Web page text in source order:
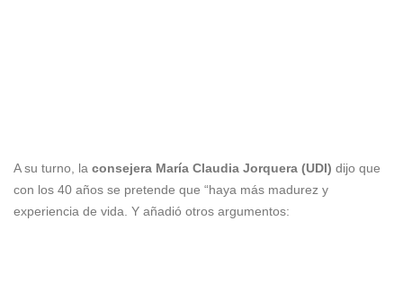
A su turno, la consejera María Claudia Jorquera (UDI) dijo que
con los 40 años se pretende que “haya más madurez y
experiencia de vida. Y añadió otros argumentos: